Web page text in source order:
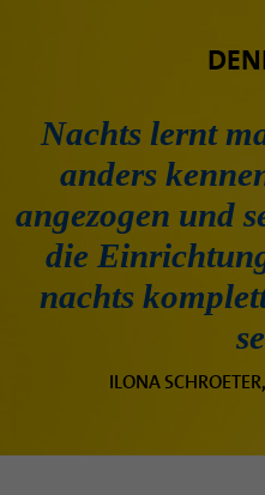
Nachts lernt
anders
angezogen und
die
nachts
ILONA